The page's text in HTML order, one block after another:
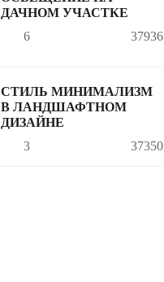
ДАЧНОМ УЧАСТКЕ
6
37936
СТИЛЬ МИНИМАЛИЗМ
В ЛАНДШАФТНОМ
ДИЗАЙНЕ
3
37350